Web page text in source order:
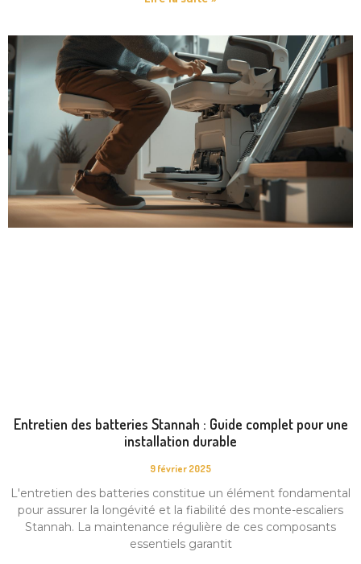
Entretien des batteries Stannah : Guide complet pour une
installation durable
9 février 2025
L'entretien des batteries constitue un élément fondamental
pour assurer la longévité et la fiabilité des monte-escaliers
Stannah. La maintenance régulière de ces composants
essentiels garantit